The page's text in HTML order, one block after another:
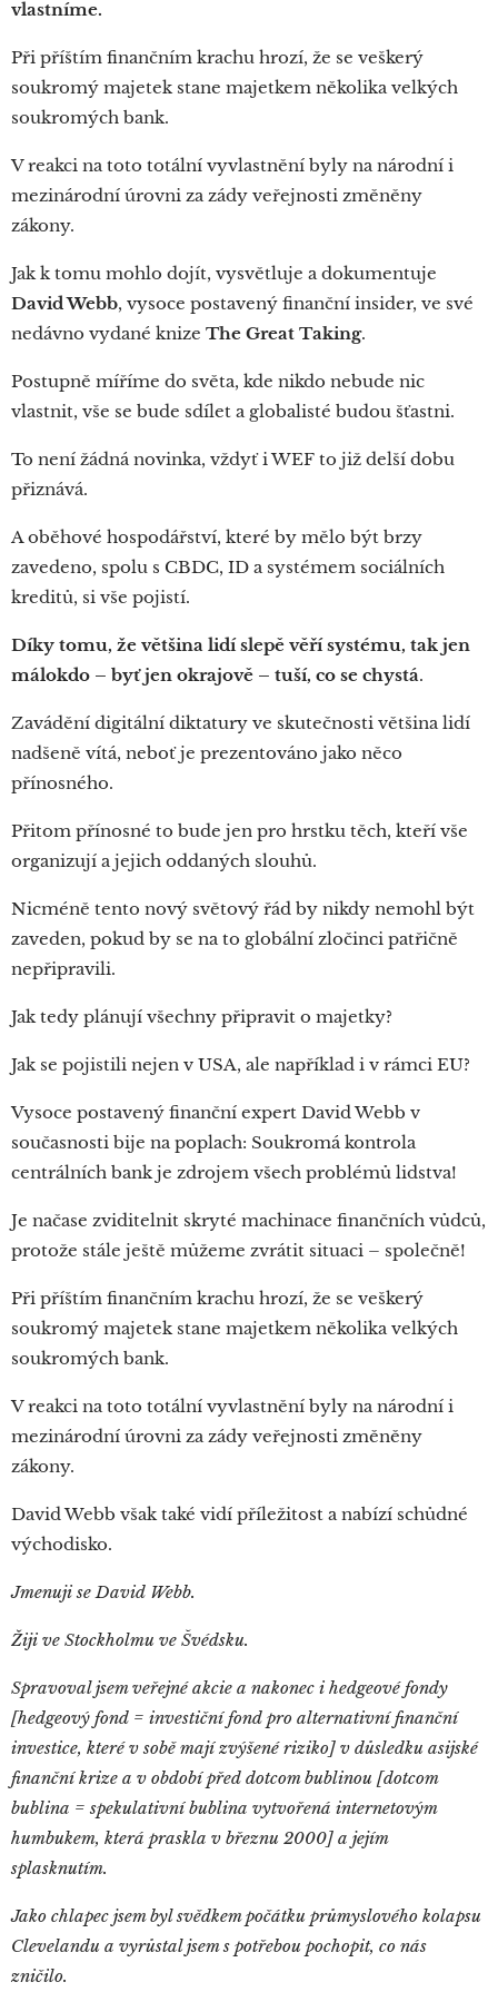
vlastníme.
Při příštím finančním krachu hrozí, že se veškerý
soukromý majetek stane majetkem několika velkých
soukromých bank.
V reakci na toto totální vyvlastnění byly na národní i
mezinárodní úrovni za zády veřejnosti změněny
zákony.
Jak k tomu mohlo dojít, vysvětluje a dokumentuje
David Webb, vysoce postavený finanční insider, ve své
nedávno vydané knize The Great Taking.
Postupně míříme do světa, kde nikdo nebude nic
vlastnit, vše se bude sdílet a globalisté budou šťastni.
To není žádná novinka, vždyť i WEF to již delší dobu
přiznává.
A oběhové hospodářství, které by mělo být brzy
zavedeno, spolu s CBDC, ID a systémem sociálních
kreditů, si vše pojistí.
Díky tomu, že většina lidí slepě věří systému, tak jen
málokdo – byť jen okrajově – tuší, co se chystá.
Zavádění digitální diktatury ve skutečnosti většina lidí
nadšeně vítá, neboť je prezentováno jako něco
přínosného.
Přitom přínosné to bude jen pro hrstku těch, kteří vše
organizují a jejich oddaných slouhů.
Nicméně tento nový světový řád by nikdy nemohl být
zaveden, pokud by se na to globální zločinci patřičně
nepřipravili.
Jak tedy plánují všechny připravit o majetky?
Jak se pojistili nejen v USA, ale například i v rámci EU?
Vysoce postavený finanční expert David Webb v
současnosti bije na poplach: Soukromá kontrola
centrálních bank je zdrojem všech problémů lidstva!
Je načase zviditelnit skryté machinace finančních vůdců,
protože stále ještě můžeme zvrátit situaci – společně!
Při příštím finančním krachu hrozí, že se veškerý
soukromý majetek stane majetkem několika velkých
soukromých bank.
V reakci na toto totální vyvlastnění byly na národní i
mezinárodní úrovni za zády veřejnosti změněny
zákony.
David Webb však také vidí příležitost a nabízí schůdné
východisko.
Jmenuji se David Webb.
Žiji ve Stockholmu ve Švédsku.
Spravoval jsem veřejné akcie a nakonec i hedgeové fondy
[hedgeový fond = investiční fond pro alternativní finanční
investice, které v sobě mají zvýšené riziko] v důsledku asijské
finanční krize a v období před dotcom bublinou [dotcom
bublina = spekulativní bublina vytvořená internetovým
humbukem, která praskla v březnu 2000] a jejím
splasknutím.
Jako chlapec jsem byl svědkem počátku průmyslového kolapsu
Clevelandu a vyrůstal jsem s potřebou pochopit, co nás
zničilo.